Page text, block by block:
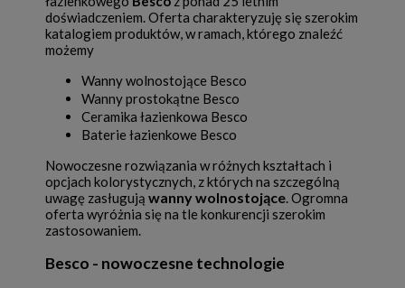
doświadczeniem. Oferta charakteryzuję się szerokim
katalogiem produktów, w ramach, którego znaleźć
możemy
Wanny wolnostojące Besco
Wanny prostokątne Besco
Ceramika łazienkowa Besco
Baterie łazienkowe Besco
Nowoczesne rozwiązania w różnych kształtach i
opcjach kolorystycznych, z których na szczególną
uwagę zasługują wanny wolnostojące. Ogromna
oferta wyróżnia się na tle konkurencji szerokim
zastosowaniem.
Besco - nowoczesne technologie